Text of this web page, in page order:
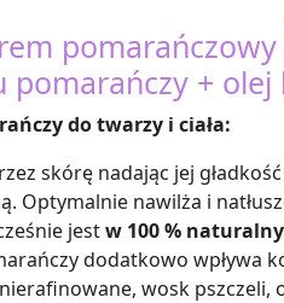
+
do twarzy i ciała:
skórę nadając jej
Optymalnie nawilża i
jestw 100 %
dodatkowo wpływa
wosk